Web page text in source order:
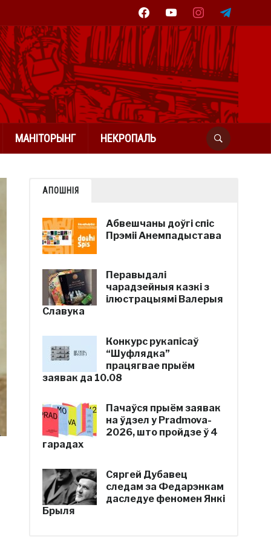
facebookyoutube instagramtelegram
МАНІТОРЫНГ НЕКРОПАЛЬ
АПОШНІЯ
Абвешчаны доўгі спіс
Прэміі Анемпадыстава
Перавыдалі
чарадзейныя казкі з
ілюстрацыямі Валерыя
Славука
Конкурс рукапісаў
“Шуфлядка”
працягвае прыём
заявак да 10.08
Пачаўся прыём заявак
на ўдзел у Pradmova-
2026, што пройдзе ў 4
гарадах
Сяргей Дубавец
следам за Федарэнкам
даследуе феномен Янкі
Брыля